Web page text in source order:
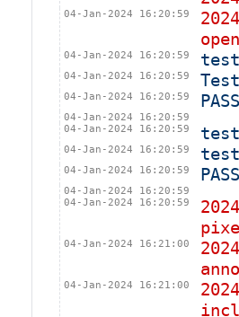
04-Jan-2024 16:20:59
04-Jan-2024 16:20:59
04-Jan-2024 16:20:59
04-Jan-2024 16:20:59
04-Jan-2024 16:20:59
04-Jan-2024 16:20:59
04-Jan-2024 16:20:59
04-Jan-2024 16:20:59
04-Jan-2024 16:20:59
04-Jan-2024 16:20:59
04-Jan-2024 16:21:00
04-Jan-2024 16:21:00